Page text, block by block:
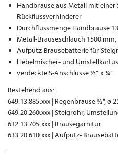
Handbrause aus Metall mit
Rückflussverhinderer
Durchflussmenge Handbrause
Metall-Brauseschlauch 1500
Aufputz-Brausebatterie für
Hebelmischer- und
verdeckte S-Anschlüsse ½" x ¾”
Bestehend aus:
649.13.885.xxx | Regenbrause ½“, ø
649.20.260.xxx | Steigrohr,
632.13.705.xxx | Brausegarnitur
633.20.610.xxx | Aufputz-